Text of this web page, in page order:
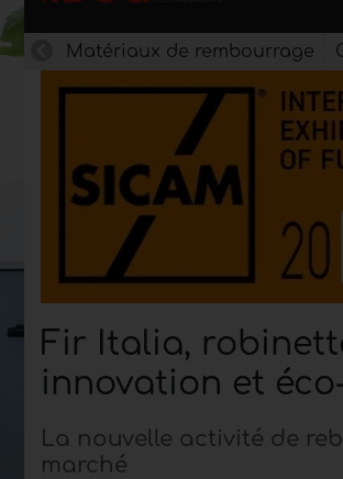
Matériaux de rembourrage
Fir Italia,
innovation et
La nouvelle activité de
marché